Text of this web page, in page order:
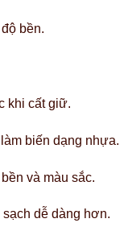
bền.
khi cất giữ.
biến dạng nhựa.
và màu sắc.
dễ dàng hơn.